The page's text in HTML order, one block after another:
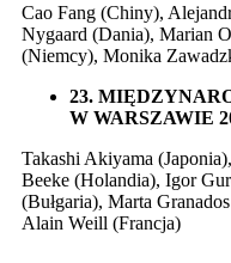
Cao Fang (Chiny),
Nygaard (Dania), Marian
(Niemcy), Monika
23.
W WARSZAWIE
Takashi Akiyama
Beeke (Holandia), Igor
(Bułgaria), Marta
Alain Weill (Francja)